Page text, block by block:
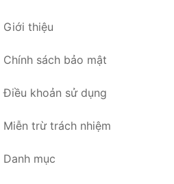
Giới thiệu
Chính sách bảo mật
Điều khoản sử dụng
Miễn trừ trách nhiệm
Danh mục